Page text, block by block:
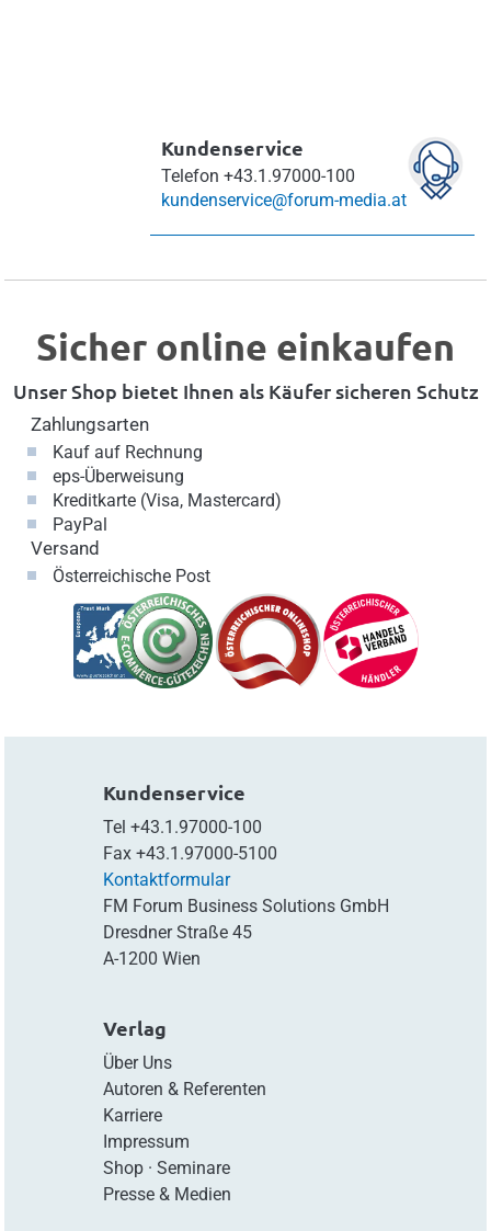
Kundenservice
Telefon +43.1.97000-100
kundenservice@forum-media.at
Sicher online einkaufen
Unser Shop bietet Ihnen als Käufer sicheren Schutz
Zahlungsarten
Kauf auf Rechnung
eps-Überweisung
Kreditkarte (Visa, Mastercard)
PayPal
Versand
Österreichische Post
Kundenservice
Tel +43.1.97000-100
Fax +43.1.97000-5100
Kontaktformular
FM Forum Business Solutions GmbH
Dresdner Straße 45
A-1200 Wien
Verlag
Über Uns
Autoren & Referenten
Karriere
Impressum
Shop· Seminare
Presse & Medien